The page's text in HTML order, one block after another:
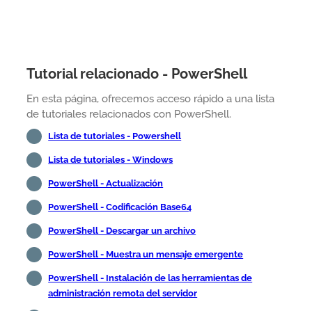
Tutorial relacionado - PowerShell
En esta página, ofrecemos acceso rápido a una lista
de tutoriales relacionados con PowerShell.
Lista de tutoriales - Powershell
Lista de tutoriales - Windows
PowerShell - Actualización
PowerShell - Codificación Base64
PowerShell - Descargar un archivo
PowerShell - Muestra un mensaje emergente
PowerShell - Instalación de las herramientas de
administración remota del servidor